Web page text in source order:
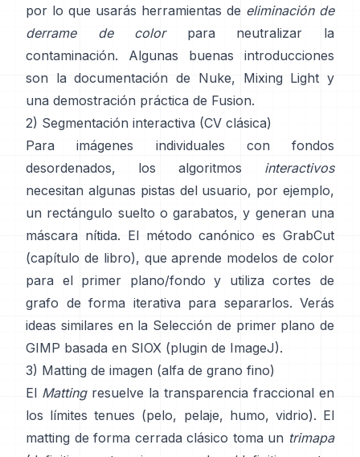
por lo que usarás herramientas de eliminación de
derrame de colorpara neutralizar la
contaminación. Algunas buenas introducciones
son la documentación de Nuke, Mixing Light y
una demostración práctica de Fusion.
2) Segmentación interactiva (CV clásica)
Para imágenes individuales con fondos
desordenados, los algoritmos interactivos
necesitan algunas pistas del usuario, por ejemplo,
un rectángulo suelto o garabatos, y generan una
máscara nítida. El método canónico es GrabCut
(capítulo de libro), que aprende modelos de color
para el primer plano/fondo y utiliza cortes de
grafo de forma iterativa para separarlos. Verás
ideas similares en la Selección de primer plano de
GIMP basada en SIOX (plugin de ImageJ).
3) Matting de imagen (alfa de grano fino)
El Mattingresuelve la transparencia fraccional en
los límites tenues (pelo, pelaje, humo, vidrio). El
matting de forma cerrada clásico toma un trimapa